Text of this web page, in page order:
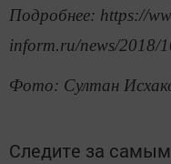
Подробнее: https://
inform.ru/news/2018/
Фото: Султан
Следите за